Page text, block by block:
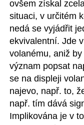
ovšem získal
situaci, v určitém
nedá se vyjádřit
ekvivalentní. Jde
volanému, aniž
význam popsat
se na displeji
najevo, např. to,
např. tím dává
Implikována je v